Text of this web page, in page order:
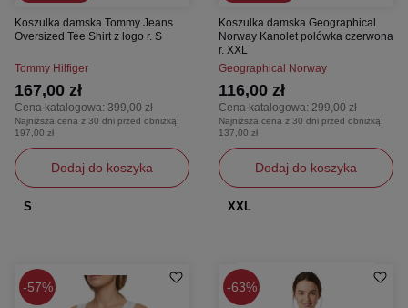
Koszulka damska Tommy Jeans
Oversized Tee Shirt z logo r. S
Tommy Hilfiger
Cena katalogowa:399,00 zł
167,00 zł
Najniższa cena z 30 dni przed obniżką:
197,00 zł
Dodaj do koszyka
S
Koszulka damska Geographical
Norway Kanolet polówka czerwona
r. XXL
Geographical Norway
Cena katalogowa:299,00 zł
116,00 zł
Najniższa cena z 30 dni przed obniżką:
137,00 zł
Dodaj do koszyka
XXL
57% 63%